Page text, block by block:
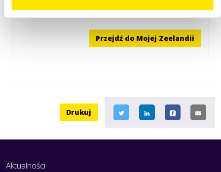
Dostęptylkodla użytkowników Mojej Zeelandii.
Przejdź do Mojej Zeelandii
Drukuj
Aktualności